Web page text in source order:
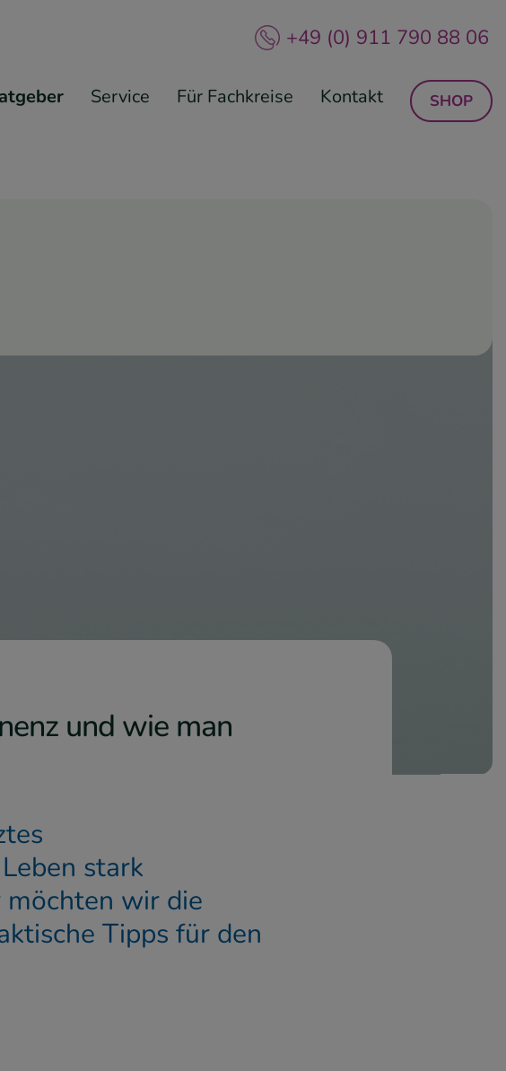
+49 (0) 911 790 88 06
Service Für Fachkreise Kontakt SHOP
und wie man
stark
möchten wir die
Tipps für den